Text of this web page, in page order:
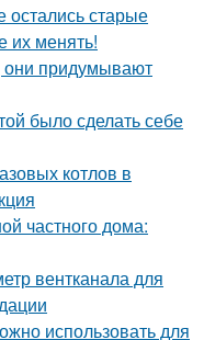
остались старые
их менять!
они придумывают
было сделать себе
котлов в
частного дома:
вентканала для
использовать для